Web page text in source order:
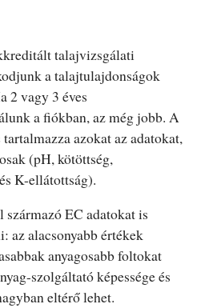
talajvizsgálati
a talajtulajdonságok
2 vagy 3 éves
a fiókban, az még jobb. A
azokat az adatokat,
(pH, kötöttség,
K-ellátottság).
EC adatokat is
az alacsonyabb értékek
anyagosabb foltokat
szolgáltató képessége és
eltérő lehet.